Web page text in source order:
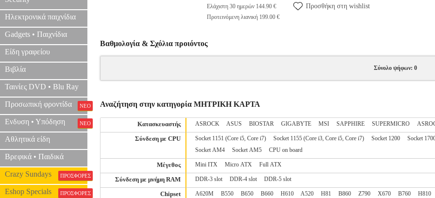
Ηλεκτρονικά παιχνίδια
Gadgets • Παιχνίδια
Είδη γραφείου
Βιβλία
Ταινίες DVD • Blu Ray
Προσωπική φροντίδα ΝΕΟ
Ενδυση • Υπόδηση ΝΕΟ
Αθλητικά είδη
Βρεφικά • Παιδικά
Crazy Sundays ΠΡΟΣΦΟΡΕΣ
Eshop Specials ΠΡΟΣΦΟΡΕΣ
Ελάχιστη 30 ημερών 144.90 €
Προτεινόμενη λιανική 199.00 €
Προσθήκη στη wishlist
Βαθμολογία & Σχόλια προιόντος
Σύνολο ψήφων: 0
Αναζήτηση στην κατηγορία ΜΗΤΡΙΚΗ ΚΑΡΤΑ
Κατασκευαστής ASROCK ASUS BIOSTAR GIGABYTE MSI SAPPHIRE SUPERMICRO
Σύνδεση με CPU Socket 1151 (Core i5, Core i7) Socket 1155 (Core i3, Core i5, Core i7) Socket 1200
Socket
Socket AM4
Socket AM5 CPU on board
Μέγεθος Mini ITX Micro ATX Full ATX
Σύνδεση με μνήμη RAM DDR-3 slot DDR-4 slot DDR-5 slot
Chipset A620M B550 B650 B660 H610 A520 H81 B860 Z790 X670 B760 H810